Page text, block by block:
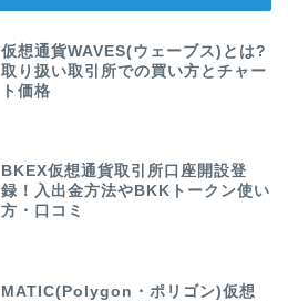
仮想通貨WAVES(ウェーブス)とは?
取り扱い取引所での買い方とチャー
ト価格
BKEX仮想通貨取引所口座開設登
録！入出金方法やBKKトークン使い
方・口コミ
MATIC(Polygon・ポリゴン)仮想